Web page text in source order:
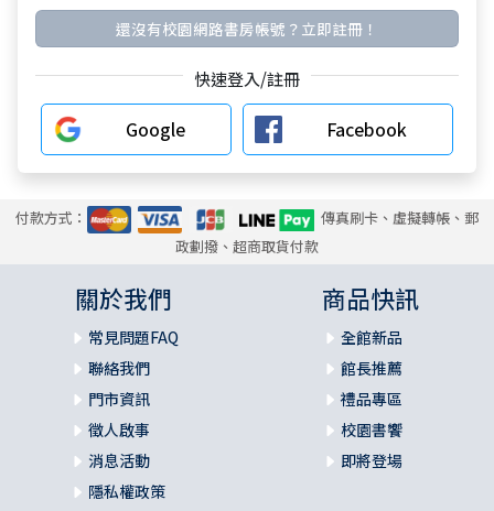
還沒有校園網路書房帳號？立即註冊！
快速登入/註冊
Google Facebook
付款方式：
傳真刷卡、虛擬轉帳、郵
政劃撥、超商取貨付款
關於我們
常見問題FAQ
聯絡我們
門市資訊
徵人啟事
消息活動
隱私權政策
商品快訊
全館新品
館長推薦
禮品專區
校園書饗
即將登場